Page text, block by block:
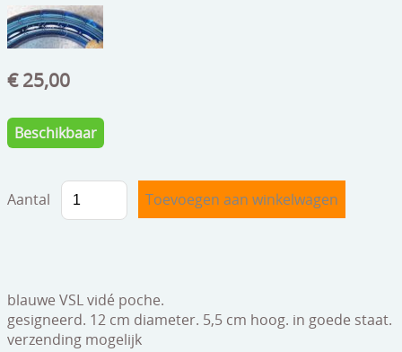
ets/tekening/litho/gravure
glaswerk
lamp/luchter
speelgoed
klokken
boeken
geschenkcheques
€ 25,00
Beschikbaar
Aantal
blauwe VSL vidé poche.
gesigneerd. 12 cm diameter. 5,5 cm hoog. in goede staat.
verzending mogelijk